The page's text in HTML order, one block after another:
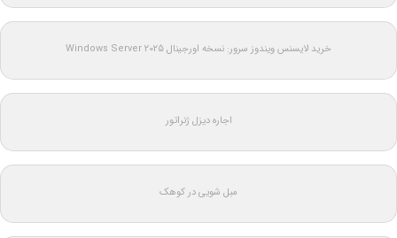
خرید لایسنس ویندوز سرور: نسخه اورجینال Windows Server 2025
اجاره دیزل ژنراتور
مبل شویی در کوهک